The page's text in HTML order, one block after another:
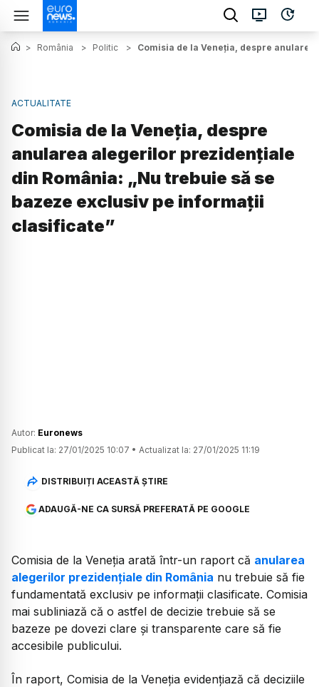
> România > Politic > Comisia de la Veneția, despre
ACTUALITATE
Comisia de la Veneția, despre
anularea alegerilor prezidențiale
din România: „Nu trebuie să se
bazeze exclusiv pe informații
clasificate”
Autor: Euronews
Publicat la: 27/01/2025 10:07 • Actualizat la: 27/01/2025 11:19
DISTRIBUIȚI ACEASTĂ ȘTIRE
ADAUGĂ-NE CA SURSĂ PREFERATĂ PE GOOGLE
Comisia de la Veneția arată într-un raport că anularea
alegerilor prezidențiale din România nu trebuie să fie
fundamentată exclusiv pe informații clasificate. Comisia
mai subliniază că o astfel de decizie trebuie să se
bazeze pe dovezi clare și transparente care să fie
accesibile publicului.
În raport, Comisia de la Veneția evidențiază că deciziile